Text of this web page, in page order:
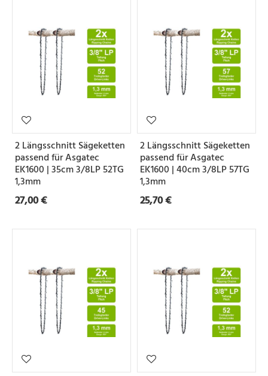
2 Längsschnitt Sägeketten
passend für Asgatec
EK1600 | 35cm 3/8LP 52TG
1,3mm
27,00 €
2 Längsschnitt Sägeketten
passend für Asgatec
EK1600 | 40cm 3/8LP 57TG
1,3mm
25,70 €